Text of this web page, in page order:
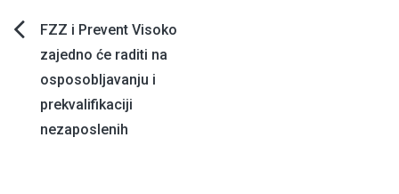
Navigacija
članaka
FZZ i Prevent Visoko
zajedno će raditi na
osposobljavanju i
prekvalifikaciji
nezaposlenih